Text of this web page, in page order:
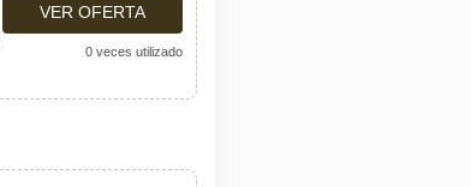
VER OFERTA
0 veces utilizado